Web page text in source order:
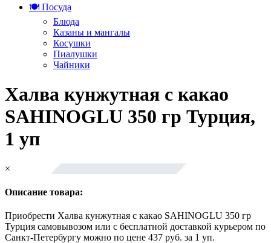
🍽️ Посуда
Блюда
Казаны и мангалы
Косушки
Пиалушки
Чайники
Халва кунжутная с какао
SAHINOGLU 350 гр Турция,
1 уп
×
Описание товара:
Приобрести Халва кунжутная с какао SAHINOGLU 350 гр
Турция самовывозом или с бесплатной доставкой курьером по
Санкт-Петербургу можно по цене 437 руб. за 1 уп.